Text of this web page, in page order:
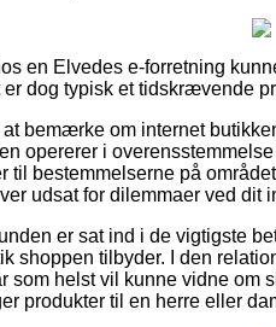
en Elvedes e-forretning
dog typisk et tidskrævende
bemærke om internet
opererer i
til bestemmelserne på
udsat for dilemmaer ved dit
er sat ind i de vigtigste
shoppen tilbyder. I den
som helst vil kunne vidne
produkter til en herre eller